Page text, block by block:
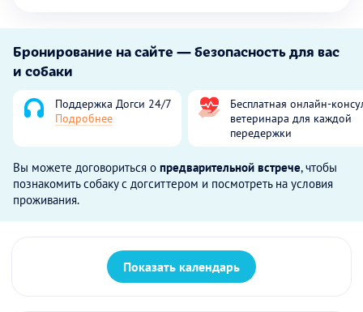
Бронирование на сайте — безопасность для вас
и собаки
Поддержка Догси 24/7
Подробнее
Бесплатная онлайн-
ветеринара для каждой
передержки
Вы можете договориться о предварительной встрече, чтобы
познакомить собаку с догситтером и посмотреть на условия
проживания.
Показать календарь